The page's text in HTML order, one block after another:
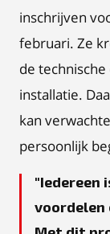
inschrijven
februari. Ze
de
installatie.
kan
persoonlijk
Iedereen
voordelen